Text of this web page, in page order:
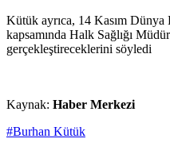
Kütük ayrıca, 14 Kasım
kapsamında Halk Sağlığı
gerçekleştireceklerini söyledi
Kaynak: Haber Merkezi
#Burhan Kütük